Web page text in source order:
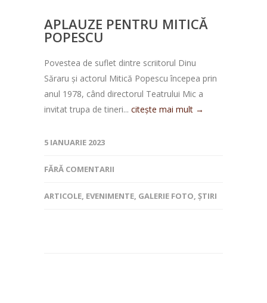
APLAUZE PENTRU MITICĂ
POPESCU
Povestea de suflet dintre scriitorul Dinu
Săraru și actorul Mitică Popescu începea prin
anul 1978, când directorul Teatrului Mic a
invitat trupa de tineri... citește mai mult →
5 IANUARIE 2023
FĂRĂ COMENTARII
ARTICOLE, EVENIMENTE, GALERIE FOTO, ȘTIRI